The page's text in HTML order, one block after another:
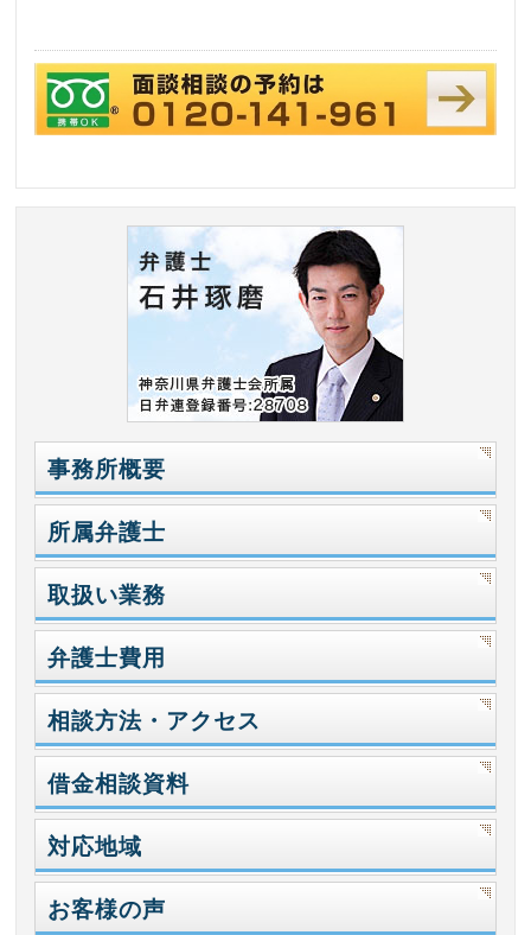
事務所概要
所属弁護士
取扱い業務
弁護士費用
相談方法・アクセス
借金相談資料
対応地域
お客様の声